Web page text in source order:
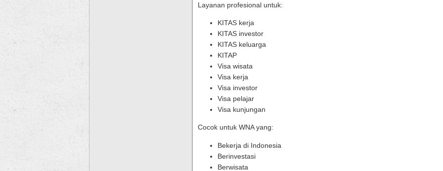
Layanan profesional untuk:
KITAS kerja
KITAS investor
KITAS keluarga
KITAP
Visa wisata
Visa kerja
Visa investor
Visa pelajar
Visa kunjungan
Cocok untuk WNA yang:
Bekerja di Indonesia
Berinvestasi
Berwisata